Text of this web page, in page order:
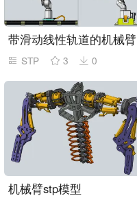
带滑动线性轨道的机械臂
STP 3 0
机械臂stp模型